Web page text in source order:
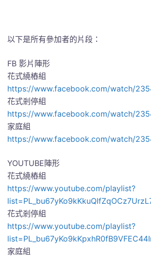
以下是所有參加者的片段：
FB 影片陣形
花式繞樁組
https://www.facebook.com/watch/
花式剎停組
https://www.facebook.com/watch/
家庭組
https://www.facebook.com/watch/
YOUTUBE陣形
花式繞樁組
https://www.youtube.com/playlist?
花式剎停組
https://www.youtube.com/playlist?
家庭組